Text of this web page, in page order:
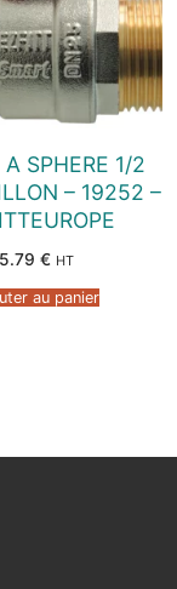
SPHERE 1/2
– 19252 –
5.79 € HT
au panier